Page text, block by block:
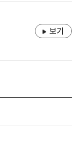
보기